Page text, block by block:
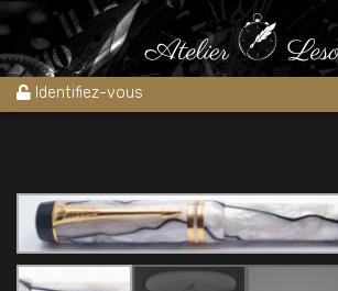
Identifiez-vous
Accueil » Boutique Stylos » Stylos plume
DUOFOLD Inter NACRE @Neuf@ 1990’s